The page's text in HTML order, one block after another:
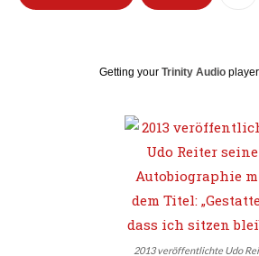
Getting your Trinity Audio
2013 veröffentlichte Udo